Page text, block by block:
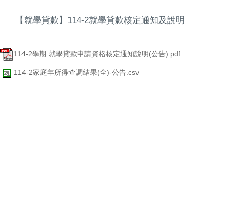
【就學貸款】114-2就學貸款核定通知及說明
114-2學期 就學貸款申請資格核定通知說明(公告).pdf
114-2家庭年所得查調結果(全)-公告.csv